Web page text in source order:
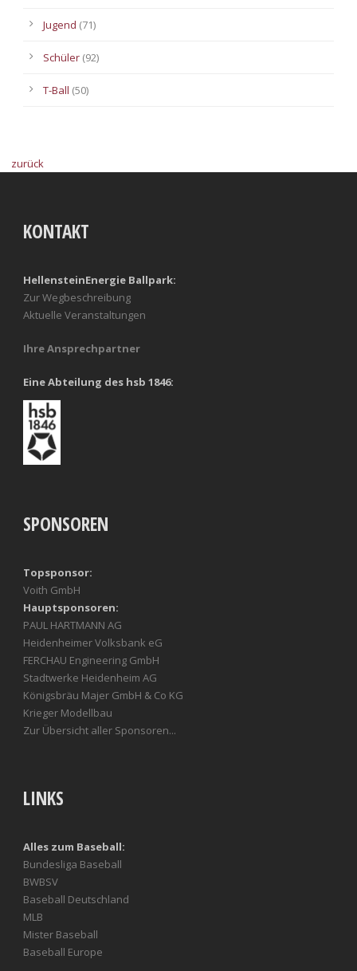
Jugend (71)
Schüler (92)
T-Ball (50)
zurück
KONTAKT
HellensteinEnergie Ballpark:
Zur Wegbeschreibung
Aktuelle Veranstaltungen
Ihre Ansprechpartner
Eine Abteilung des hsb 1846:
SPONSOREN
Topsponsor:
Voith GmbH
Hauptsponsoren:
PAUL HARTMANN AG
Heidenheimer Volksbank eG
FERCHAU Engineering GmbH
Stadtwerke Heidenheim AG
Königsbräu Majer GmbH & Co KG
Krieger Modellbau
Zur Übersicht aller Sponsoren...
LINKS
Alles zum Baseball:
Bundesliga Baseball
BWBSV
Baseball Deutschland
MLB
Mister Baseball
Baseball Europe